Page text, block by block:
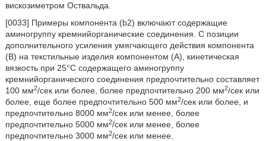
вискозиметром Оствальда.
[0033] Примеры компонента (b2) включают содержащие
аминогруппу кремнийорганические соединения. С позиции
дополнительного усиления умягчающего действия компонента
(В) на текстильные изделия компонентом (А), кинетическая
вязкость при 25°С содержащего аминогруппу
кремнийорганического соединения предпочтительно составляет
100 мм2/сек или более, более предпочтительно 200 мм2/сек или
более, еще более предпочтительно 500 мм2/сек или более, и
предпочтительно 8000 мм2/сек или менее, более
предпочтительно 5000 мм2/сек или менее, более
предпочтительно 3000 мм2/сек или менее.